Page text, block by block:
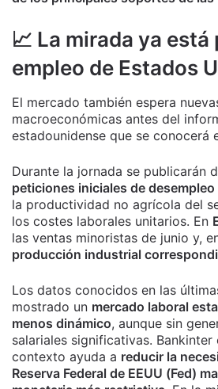
📈 La mirada ya está
empleo de Estados
El mercado también espera
macroeconómicas antes del
estadounidense que se conocerá
Durante la jornada se publicarán
peticiones iniciales de
la productividad no agrícola del
los costes laborales unitarios. En
las ventas minoristas de junio y,
producción industrial
Los datos conocidos en las
mostrado un mercado laboral
menos dinámico, aunque sin
salariales significativas.
contexto ayuda a reducir la
Reserva Federal de EEUU (Fed)